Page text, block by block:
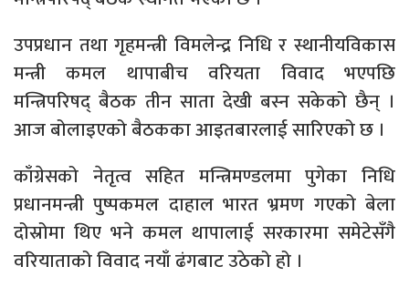
उपप्रधान तथा गृहमन्त्री विमलेन्द्र निधि र स्थानीयविकास
मन्त्री कमल थापाबीच वरियता विवाद भएपछि
मन्त्रिपरिषद् बैठक तीन साता देखी बस्न सकेको छैन् ।
आज बोलाइएको बैठकका आइतबारलाई सारिएको छ ।
काँग्रेसको नेतृत्व सहित मन्त्रिमण्डलमा पुगेका निधि
प्रधानमन्त्री पुष्पकमल दाहाल भारत भ्रमण गएको बेला
दोस्रोमा थिए भने कमल थापालाई सरकारमा समेटेसँगै
वरियाताको विवाद नयाँ ढंगबाट उठेको हो ।